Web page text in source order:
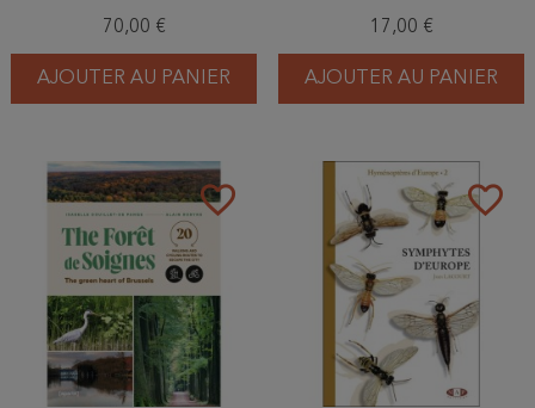
70,00 €
AJOUTER AU PANIER
17,00 €
AJOUTER AU PANIER
favorite_border favorite_border